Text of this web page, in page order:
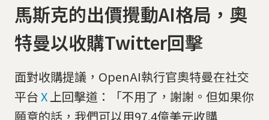
馬斯克的出價攪動AI格局，奧
特曼以收購Twitter回擊
面對收購提議，OpenAI執行官奧特曼在社交
平台X上回擊道：「不用了，謝謝。但如果你
願意的話，我們可以用97.4億美元收購